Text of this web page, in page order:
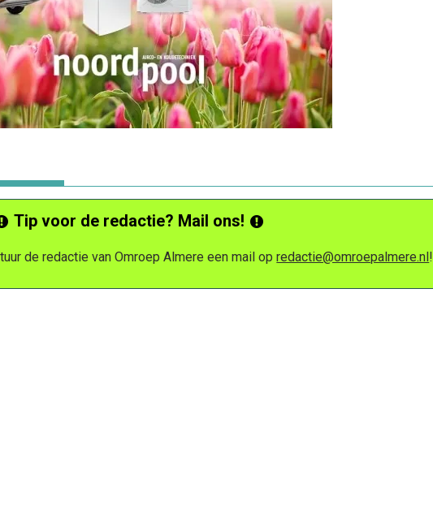
Tip voor de redactie? Mail ons!
de redactie van Omroep Almere een mail opredactie@omroepalmere.nl!